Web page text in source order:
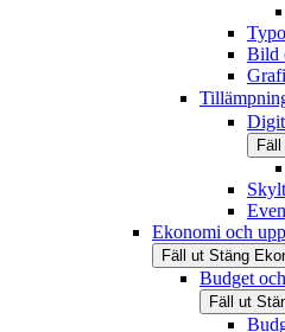
Bild
Ekonomi och
Fäll ut Stäng
Budget
Fäll ut